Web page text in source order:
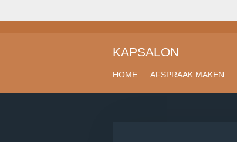
KAPSALON
HOME AFSPRAAK MAKEN